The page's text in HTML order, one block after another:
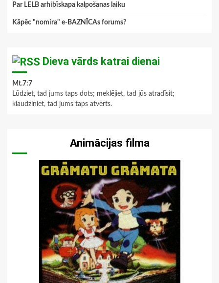
Par LELB arhibīskapa kalpošanas laiku
Kāpēc "nomira" e-BAZNĪCAs forums?
Dieva vārds katrai dienai
Mt.7:7
Lūdziet, tad jums taps dots; meklējiet, tad jūs atradīsit;
klaudziniet, tad jums taps atvērts.
Animācijas filma